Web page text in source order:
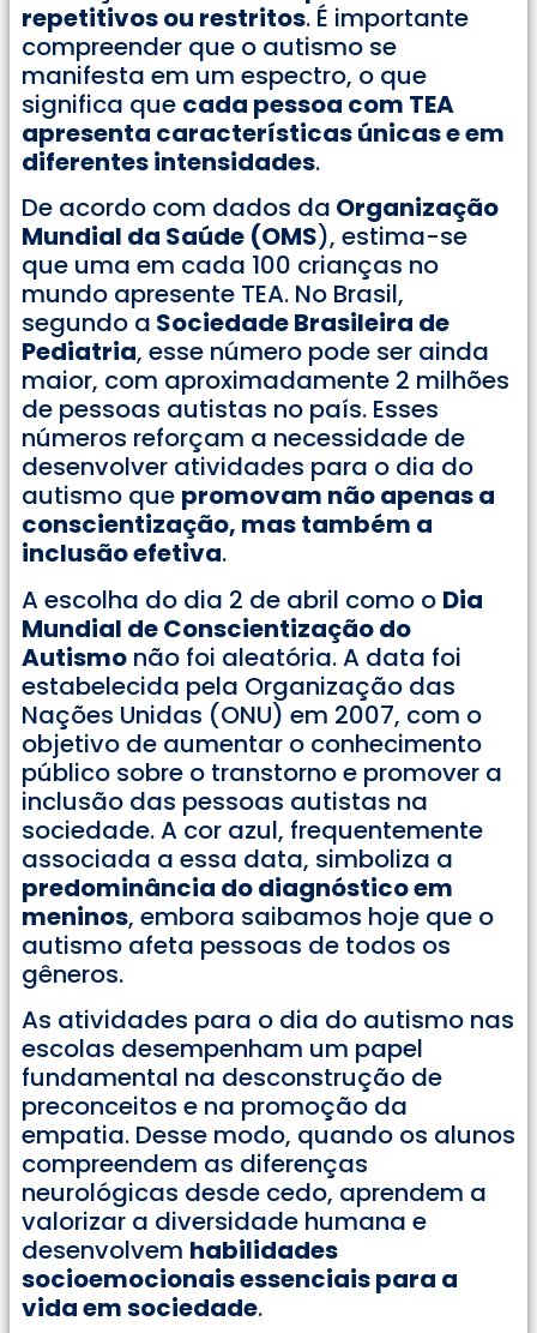
repetitivos ou restritos. É importante
compreender que o autismo se
manifesta em um espectro, o que
significa que cada pessoa com TEA
apresenta características únicas e em
diferentes intensidades.
De acordo com dados da Organização
Mundial da Saúde (OMS), estima-se
que uma em cada 100 crianças no
mundo apresente TEA. No Brasil,
segundo a Sociedade Brasileira de
Pediatria, esse número pode ser ainda
maior, com aproximadamente 2 milhões
de pessoas autistas no país. Esses
números reforçam a necessidade de
desenvolver atividades para o dia do
autismo que promovam não apenas a
conscientização, mas também a
inclusão efetiva.
A escolha do dia 2 de abril como o Dia
Mundial de Conscientização do
Autismo não foi aleatória. A data foi
estabelecida pela Organização das
Nações Unidas (ONU) em 2007, com o
objetivo de aumentar o conhecimento
público sobre o transtorno e promover a
inclusão das pessoas autistas na
sociedade. A cor azul, frequentemente
associada a essa data, simboliza a
predominância do diagnóstico em
meninos, embora saibamos hoje que o
autismo afeta pessoas de todos os
gêneros.
As atividades para o dia do autismo nas
escolas desempenham um papel
fundamental na desconstrução de
preconceitos e na promoção da
empatia. Desse modo, quando os alunos
compreendem as diferenças
neurológicas desde cedo, aprendem a
valorizar a diversidade humana e
desenvolvem habilidades
socioemocionais essenciais para a
vida em sociedade.